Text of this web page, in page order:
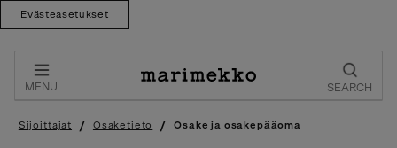
Evästeasetukset
content
MENU SEARCH
Sijoittajat / Osaketieto / Osake ja osakepääoma